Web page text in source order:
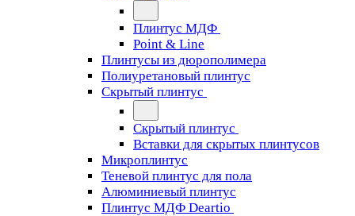
Плинтус МДФ
Point & Line
Плинтусы из дюрополимера
Полиуретановый плинтус
Скрытый плинтус
Скрытый плинтус
Вставки для скрытых плинтусов
Микроплинтус
Теневой плинтус для пола
Алюминиевый плинтус
Плинтус МДФ Deartio